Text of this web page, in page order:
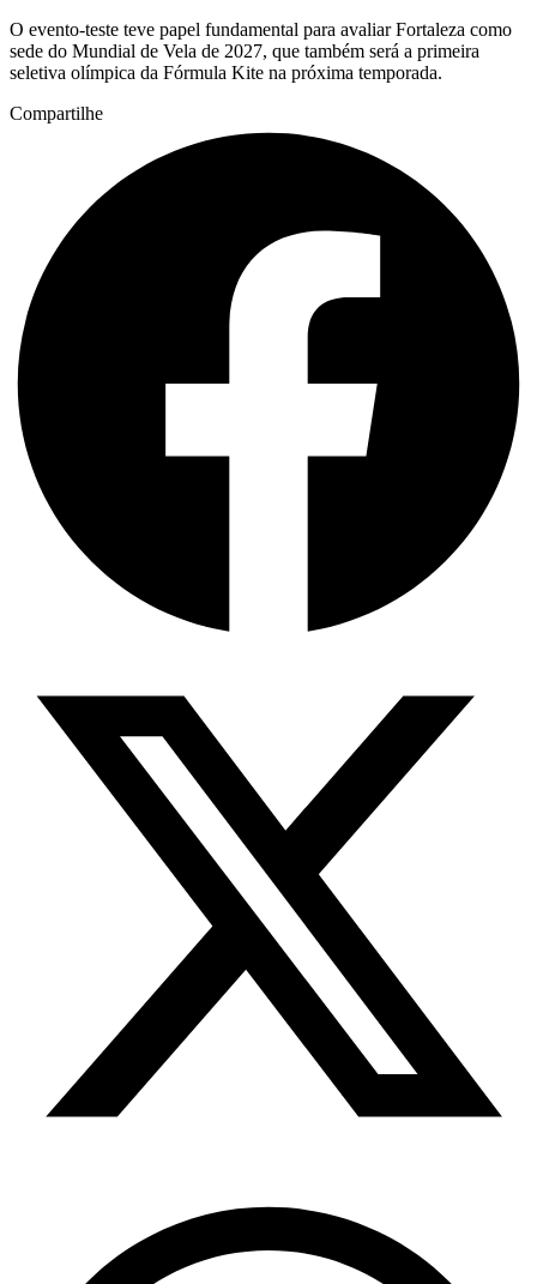
O evento-teste teve papel fundamental para avaliar Fortaleza como
sede do Mundial de Vela de 2027, que também será a primeira
seletiva olímpica da Fórmula Kite na próxima temporada.
Compartilhe